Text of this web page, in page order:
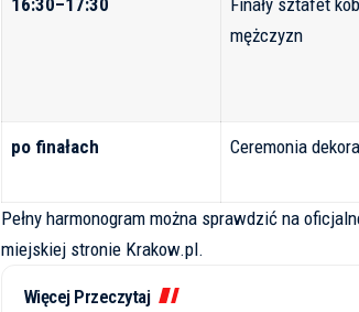
mężczyzn
po finałach Ceremonia
Pełny harmonogram można sprawdzić na
miejskiej stronie Krakow.pl.
Więcej Przeczytaj